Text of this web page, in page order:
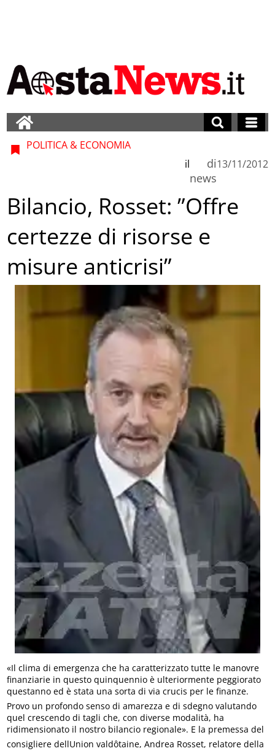
POLITICA & ECONOMIA
di
news
il 13/11/2012
Bilancio, Rosset: ”Offre
certezze di risorse e
misure anticrisi”
«Il clima di emergenza che ha caratterizzato tutte le manovre
finanziarie in questo quinquennio è ulteriormente peggiorato
questanno ed è stata una sorta di via crucis per le finanze.
Provo un profondo senso di amarezza e di sdegno valutando
quel crescendo di tagli che, con diverse modalità, ha
ridimensionato il nostro bilancio regionale». E la premessa del
consigliere dellUnion valdôtaine, Andrea Rosset, relatore della